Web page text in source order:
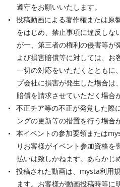
遵守をお願いいたします。
投稿動画による著作権または原
をはじめ、禁止事項に違反しな
が一、第三者の権利の侵害等が
よび損害賠償等に対しては、お
一切の対応をいただくとともに
プ会社に損害が発生した場合は
賠償を請求させていただく場合
不正チア等の不正が発覚した際
ングの更新等の措置を行う場合
本イベントの参加要領または
りお客様がイベント参加資格を
払いは致しかねます。あらかじ
投稿された動画は、mysta利用
ます。お客様が動画投稿時等に